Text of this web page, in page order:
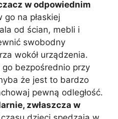
w odpowiednim
go na płaskiej
od ścian, mebli i
swobodny
wokół urządzenia.
bezpośrednio przy
że jest to bardzo
pewną odległość.
zwłaszcza w